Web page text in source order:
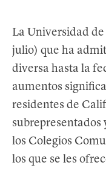
k
n
La Universidad
julio) que ha
diversa hasta la
aumentos
residentes de
subrepresentados
los Colegios
los que se les